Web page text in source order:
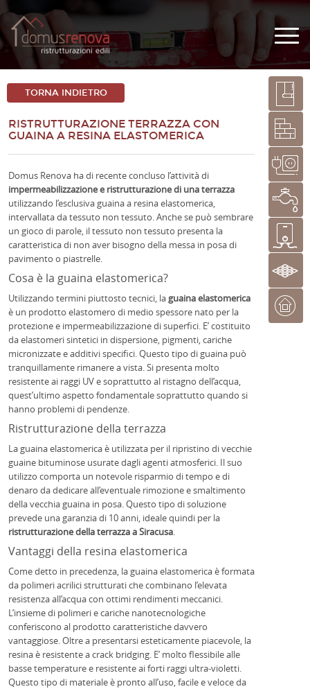
RISTRUTTURAZIONE TERRAZZA CON
GUAINA A RESINA ELASTOMERICA
TORNA INDIETRO
Domus Renova ha di recente concluso l’attività di
impermeabilizzazione e ristrutturazione di una terrazza
utilizzando l’esclusiva guaina a resina elastomerica,
intervallata da tessuto non tessuto. Anche se può sembrare
un gioco di parole, il tessuto non tessuto presenta la
caratteristica di non aver bisogno della messa in posa di
pavimento o piastrelle.
Cosa è la guaina elastomerica?
Utilizzando termini piuttosto tecnici, laguaina elastomerica
è un prodotto elastomero di medio spessore nato per la
protezione e impermeabilizzazione di superfici. E’ costituito
da elastomeri sintetici in dispersione, pigmenti, cariche
micronizzate e additivi specifici. Questo tipo di guaina può
tranquillamente rimanere a vista. Si presenta molto
resistente ai raggi UV e soprattutto al ristagno dell’acqua,
quest’ultimo aspetto fondamentale soprattutto quando si
hanno problemi di pendenze.
Ristrutturazione della terrazza
La guaina elastomerica è utilizzata per il ripristino di vecchie
guaine bituminose usurate dagli agenti atmosferici. Il suo
utilizzo comporta un notevole risparmio di tempo e di
denaro da dedicare all’eventuale rimozione e smaltimento
della vecchia guaina in posa. Questo tipo di soluzione
prevede una garanzia di 10 anni, ideale quindi per la
ristrutturazione della terrazza a Siracusa.
Vantaggi della resina elastomerica
Come detto in precedenza, la guaina elastomerica è formata
da polimeri acrilici strutturati che combinano l’elevata
resistenza all’acqua con ottimi rendimenti meccanici.
L’insieme di polimeri e cariche nanotecnologiche
conferiscono al prodotto caratteristiche davvero
vantaggiose. Oltre a presentarsi esteticamente piacevole, la
resina è resistente a crack bridging. E’ molto flessibile alle
basse temperature e resistente ai forti raggi ultra-violetti.
Questo tipo di materiale è pronto all’uso, facile e veloce da